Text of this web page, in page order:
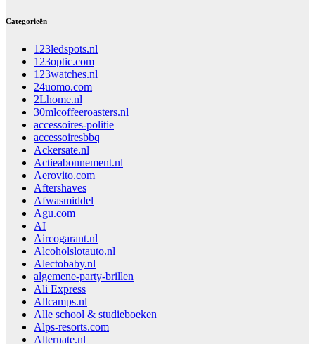
Categorieën
123ledspots.nl
123optic.com
123watches.nl
24uomo.com
2Lhome.nl
30mlcoffeeroasters.nl
accessoires-politie
accessoiresbbq
Ackersate.nl
Actieabonnement.nl
Aerovito.com
Aftershaves
Afwasmiddel
Agu.com
AI
Aircogarant.nl
Alcoholslotauto.nl
Alectobaby.nl
algemene-party-brillen
Ali Express
Allcamps.nl
Alle school & studieboeken
Alps-resorts.com
Alternate.nl